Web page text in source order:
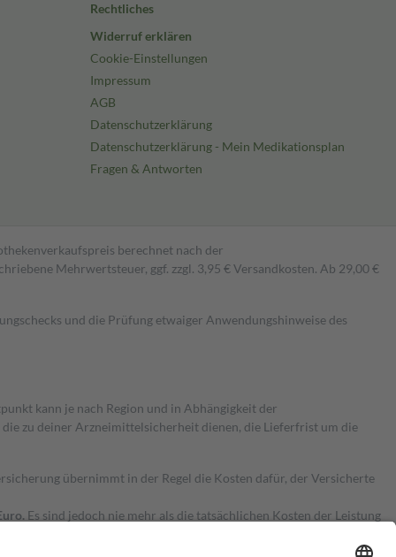
Rechtliches
Widerruf erklären
Cookie-Einstellungen
Impressum
AGB
Datenschutzerklärung
Datenschutzerklärung - Mein Medikationsplan
Fragen & Antworten
berechnet nach der
Mehrwertsteuer, ggf. zzgl. 3,95 € Versandkosten. Ab 29,00 €
und die Prüfung etwaiger Anwendungshinweise des
kann je nach Region und in Abhängigkeit der
zu deiner Arzneimittelsicherheit dienen, die Lieferfrist um die
übernimmt in der Regel die Kosten dafür, der Versicherte
Es sind jedoch nie mehr als die tatsächlichen Kosten der Leistung